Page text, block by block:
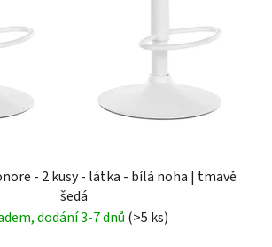
- 2 kusy - látka - bílá noha | tmavě
šedá
dodání 3-7 dnů (>5 ks)